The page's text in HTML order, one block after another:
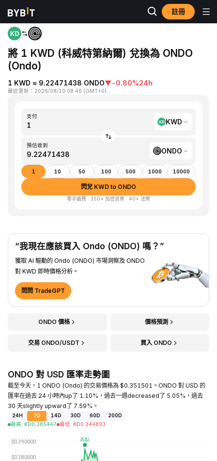
註冊
首頁 KWD to ONDO
將 1 KWD (科威特第納爾) 兌換為 ONDO
(Ondo)
1 KWD ≈ 9.22471438 ONDO▼-0.80%24h
最近更新 ： 2026/08/10 08:46 (GMT+0)
支付
KWD
預估收到
ONDO
1 10 50 100 500 1000 10000
閃兌 KWD to ONDO
零手續費 · 350+ 加密貨幣 · 40+ 法幣
“我現在應該買入 Ondo (ONDO) 嗎？”
獲取 AI 驅動的 Ondo (ONDO) 市場洞察及 ONDO
對 KWD 即時價格分析。
問問 TradeGPT
ONDO 價格 價格預測
交易 ONDO/USDT 買入 ONDO
ONDO 對 USD 匯率走勢圖
截至今天，1 ONDO (Ondo) 的交易價格為 $0.351501。ONDO 對 USD 的
匯率在過去 24 小時內up了 1.10%，過去一週decreased了 5.05%，過去
30 天slightly upward了 7.59%。
24H 7D 14D 30D 60D
200D
最高: KD0.385447 最低: KD0.344893